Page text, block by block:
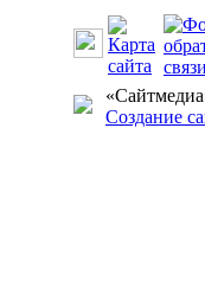
Создание